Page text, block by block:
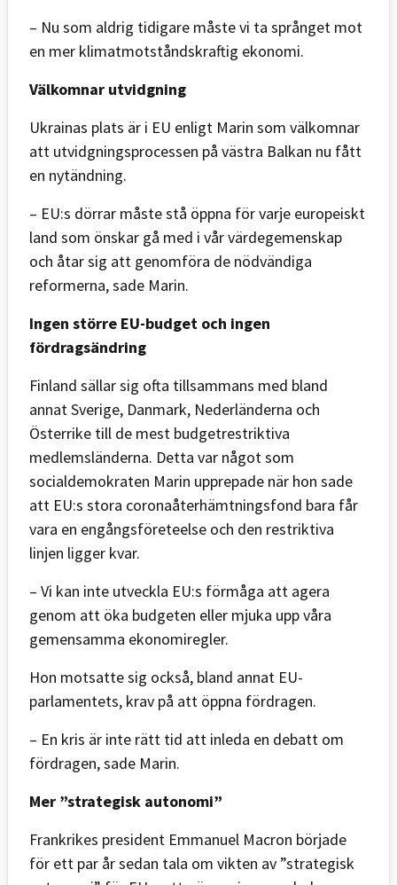
– Nu som aldrig tidigare måste vi ta språnget mot
en mer klimatmotståndskraftig ekonomi.
Välkomnar utvidgning
Ukrainas plats är i EU enligt Marin som välkomnar
att utvidgningsprocessen på västra Balkan nu fått
en nytändning.
– EU:s dörrar måste stå öppna för varje europeiskt
land som önskar gå med i vår värdegemenskap
och åtar sig att genomföra de nödvändiga
reformerna, sade Marin.
Ingen större EU-budget och ingen
fördragsändring
Finland sällar sig ofta tillsammans med bland
annat Sverige, Danmark, Nederländerna och
Österrike till de mest budgetrestriktiva
medlemsländerna. Detta var något som
socialdemokraten Marin upprepade när hon sade
att EU:s stora coronaåterhämtningsfond bara får
vara en engångsföreteelse och den restriktiva
linjen ligger kvar.
– Vi kan inte utveckla EU:s förmåga att agera
genom att öka budgeten eller mjuka upp våra
gemensamma ekonomiregler.
Hon motsatte sig också, bland annat EU-
parlamentets, krav på att öppna fördragen.
– En kris är inte rätt tid att inleda en debatt om
fördragen, sade Marin.
Mer ”strategisk autonomi”
Frankrikes president Emmanuel Macron började
för ett par år sedan tala om vikten av ”strategisk